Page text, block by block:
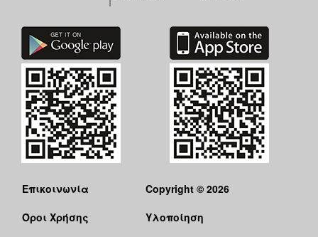
Επικοινωνία
Όροι Χρήσης
Copyright © 2026
Υλοποίηση